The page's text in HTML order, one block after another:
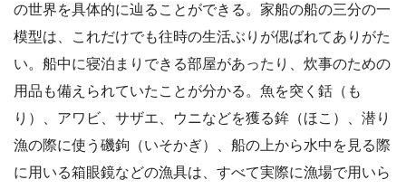
の世界を具体的に辿ることができる。家船の船の三分の一
模型は、これだけでも往時の生活ぶりが偲ばれてありがた
い。船中に寝泊まりできる部屋があったり、炊事のための
用品も備えられていたことが分かる。魚を突く銛（も
り）、アワビ、サザエ、ウニなどを獲る鉾（ほこ）、潜り
漁の際に使う磯鉤（いそかぎ）、船の上から水中を見る際
に用いる箱眼鏡などの漁具は、すべて実際に漁場で用いら